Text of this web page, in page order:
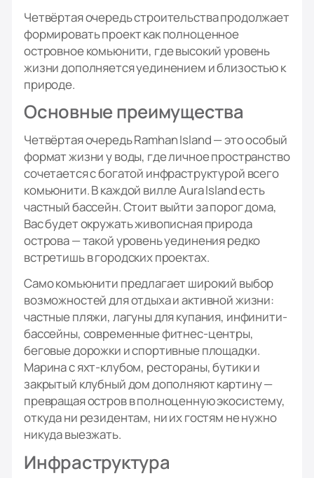
Четвёртая очередь строительства продолжает
формировать проект как полноценное
островное комьюнити, где высокий уровень
жизни дополняется уединением и близостью к
природе.
Основные преимущества
Четвёртая очередь Ramhan Island — это особый
формат жизни у воды, где личное пространство
сочетается с богатой инфраструктурой всего
комьюнити. В каждой вилле Aura Island есть
частный бассейн. Стоит выйти за порог дома,
Вас будет окружать живописная природа
острова — такой уровень уединения редко
встретишь в городских проектах.
Само комьюнити предлагает широкий выбор
возможностей для отдыха и активной жизни:
частные пляжи, лагуны для купания, инфинити-
бассейны, современные фитнес-центры,
беговые дорожки и спортивные площадки.
Марина с яхт-клубом, рестораны, бутики и
закрытый клубный дом дополняют картину —
превращая остров в полноценную экосистему,
откуда ни резидентам, ни их гостям не нужно
никуда выезжать.
Инфраструктура